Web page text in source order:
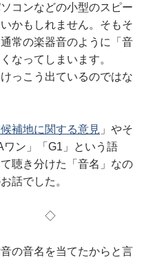
コンなどの小型のスピー
かもしれません。そもそ
常の楽器音のように「音
なってしまいます。
っこう出ているのではな
補地に関する意見 」やそ
ワン」「G1」という語
聴き分けた「音名」なの
話でした。
の音名を当てたからと言